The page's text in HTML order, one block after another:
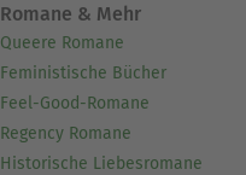
Romane & Mehr
Queere Romane
Feministische Bücher
Feel-Good-Romane
Regency Romane
Historische Liebesromane